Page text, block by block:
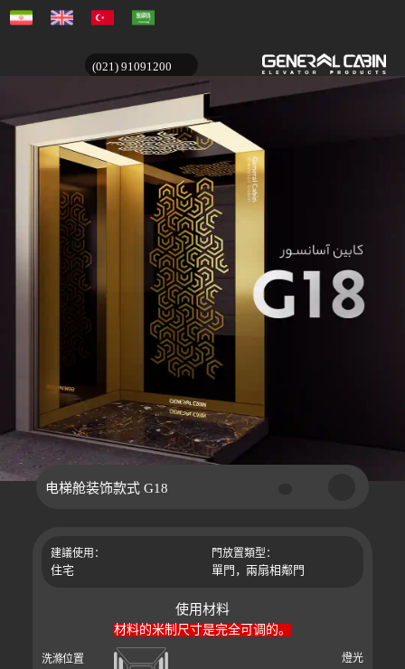
(021) 91091200
电梯舱装饰款式 G18
建議使用：
住宅
門放置類型：
單門，兩扇相鄰門
使用材料
材料的米制尺寸是完全可调的。
洗滌位置 燈光